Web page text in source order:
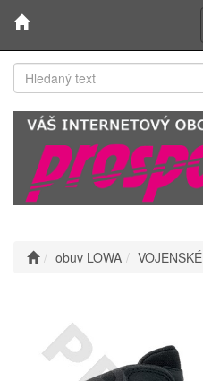
obuv LOWA VOJENSKÉ